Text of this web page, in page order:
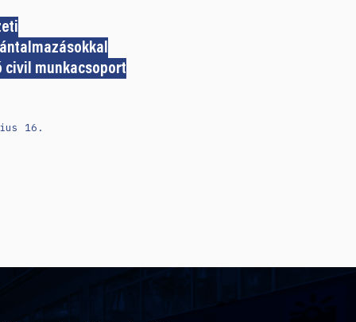
civil munkacsoport
16.